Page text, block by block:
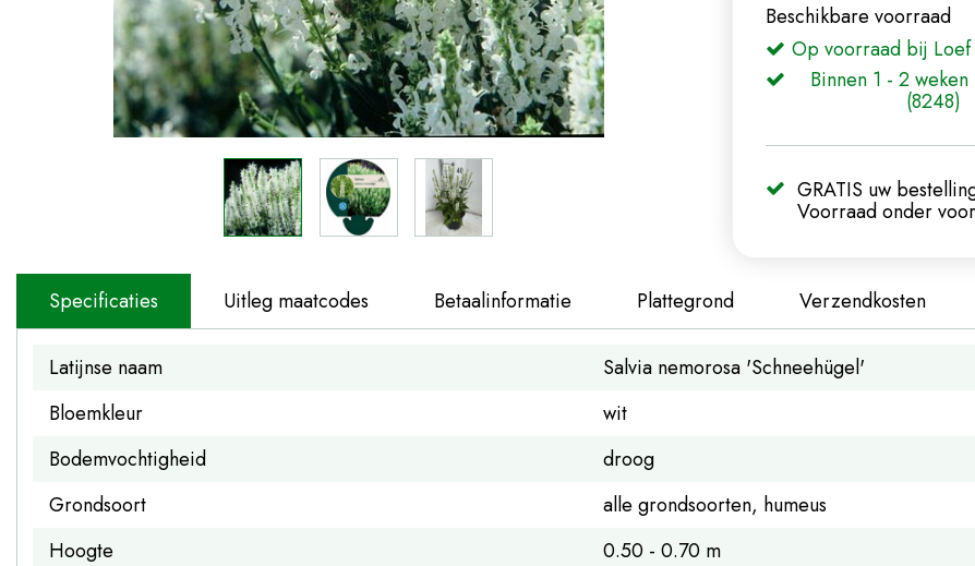
Beschikbare voorraad
Op voorraad bij
Binnen 1 - 2
(8248)
GRATIS uw
Voorraad onder
Specificaties Uitleg maatcodes Betaalinformatie Plattegrond Verzendkosten
Latijnse naam
Salvia nemorosa 'Schneehügel'
Bloemkleur
wit
Bodemvochtigheid
droog
Grondsoort
alle grondsoorten, humeus
Hoogte
0.50 - 0.70 m